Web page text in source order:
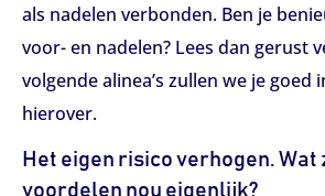
als nadelen verbonden. Ben je
voor- en nadelen? Lees dan gerust
volgende alinea’s zullen we je goed
hierover.
Het eigen risico verhogen. Wat
voordelen nou eigenlijk?